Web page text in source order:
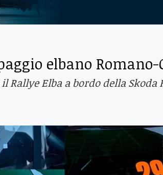
elbano
Elba a bordo della Skoda